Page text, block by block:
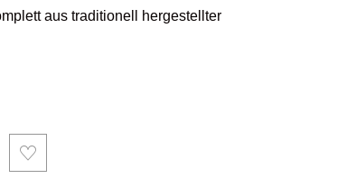
aus traditionell hergestellter